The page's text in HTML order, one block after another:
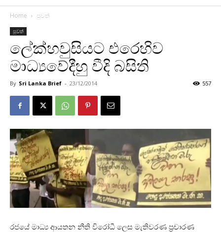
Home පුවත්
පුවත්
ලේක්හවුසියට එරෙහිව
මාධ්‍යවේදීහු වීදි බසිති
By Sri Lanka Brief - 23/12/2014 557
රජයේ මාධ්‍ය ආයතන නීති විරෝධී ලෙස මැතිවරණ ප්‍රචාරණ